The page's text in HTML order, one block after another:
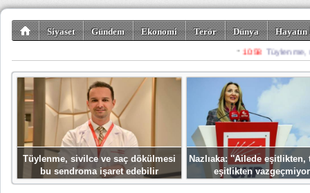
Siyaset Gündem Ekonomi Terör Dünya
Spor Misafir
Tüylenme, sivilce ve saç dökülmesi
bu sendroma işaret edebilir
Nazlıaka: ''Ailede eşitlikten,
eşitlikten